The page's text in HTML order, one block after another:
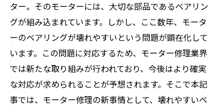
ター。そのモーターには、大切な部品であるベアリン
グが組み込まれています。しかし、ここ数年、モータ
ーのベアリングが壊れやすいという問題が顕在化して
います。この問題に対応するため、モーター修理業界
では新たな取り組みが行われており、今後はより確実
な対応が求められることが予想されます。そこで本記
事では、モーター修理の新事情として、壊れやすいベ